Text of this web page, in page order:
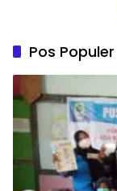
Pos Populer